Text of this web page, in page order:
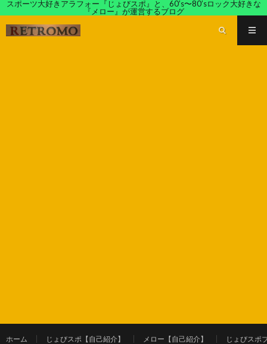
スポーツ大好きアラフォー『じょびスポ』と、60’s〜80’sロック大好きな
『メロー』が運営するブログ
ホーム じょびスポ【自己紹介】 メロー【自己紹介】 じょびスポ